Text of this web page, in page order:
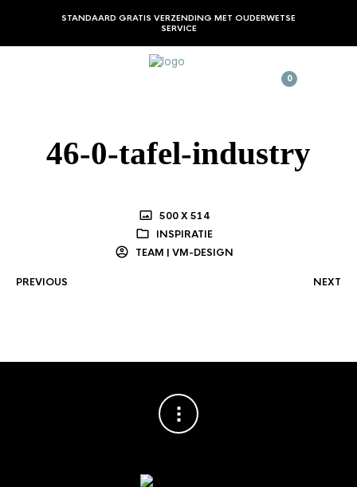
STANDAARD GRATIS VERZENDING MET OUDERWETSE
SERVICE
0
46-0-tafel-industry
500 X 514
INSPIRATIE
TEAM | VM-DESIGN
PREVIOUS NEXT